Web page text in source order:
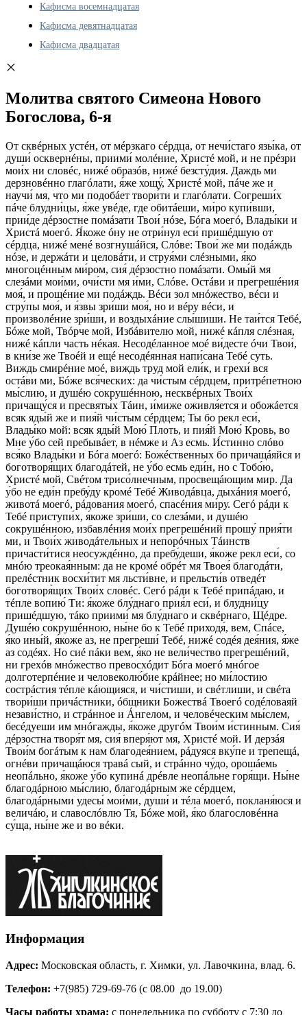
Кафисма восемнадцатая
Кафисма девятнадцатая
Кафисма двадцатая
Молитва святого Симеона Нового
Богослова, 6-я
От сквéрных устéн, от мéрзкаго сéрдца, от нечи́стаго язы́ка, от
души́ осквернéны, приими́ молéние, Христé мой, и не прéзри
мои́х ни словéс, нижé образóв, нижé безсту́дия. Даждь ми
дерзновéнно глагóлати, я́же хощу́, Христé мой, пáче же и
научи́ мя, что ми подобáет твори́ти и глагóлати. Согреши́х
пáче блудни́цы, я́же увéде, где обитáеши, ми́ро купи́вши,
прии́де дéрзостне помáзати Твои́ нóзе, Бóга моегó, Влады́ки и
Христá моегó. Я́коже óну не отри́нул еси́ пришéдшую от
сéрдца, нижé менé возгнушáйся, Слóве: Твои́ же ми подáждь
нóзе, и держáти и целовáти, и струя́ми слéзными, я́ко
многоцéнным ми́ром, сия́ дéрзостно помáзати. Омы́й мя
слезáми мои́ми, очи́сти мя и́ми, Слóве. Остáви и прегрешéния
моя́, и прощéние ми подáждь. Вéси зол мнóжество, вéси и
стру́пы моя́, и я́звы зри́ши моя́, но и вéру вéси, и
произволéние зри́ши, и воздыхáние слы́шиши. Не таи́тся Тебé,
Бóже мой, Твóрче мой, Избáвителю мой, нижé кáпля слéзная,
нижé кáпли часть нéкая. Несодéланное моé ви́десте óчи Твои́,
в кни́зе же Твоéй и ещé несодéянная напи́сана Тебé суть.
Виждь смирéние моé, виждь труд мой ели́к, и грехи́ вся
остáви ми, Бóже вся́ческих: да чи́стым сéрдцем, притрéпетною
мы́слию, и душéю сокрушéнною, несквéрных Твои́х
причащу́ся и пресвяты́х Тáин, и́миже оживля́ется и обожáется
всяк яды́й же и пия́й чи́стым сéрдцем; Ты бо рекл еси́,
Влады́ко мой: всяк яды́й Мою́ Плоть, и пия́й Мою́ Кровь, во
Мне у́бо сей пребывáет, в нéмже и Аз есмь. И́стинно слóво
вся́ко Влады́ки и Бóга моегó: Божéственных бо причащáяйся и
боготворя́щих благодáтей, не у́бо есмь еди́н, но с Тобо́ю,
Христé мой, Свéтом трисо́лнечным, просвещáющим мир. Да
у́бо не еди́н пребу́ду кромé Тебé Живодáвца, дыхáния моегó,
животá моегó, рáдования моегó, спасéния ми́ру. Сегó рáди к
Тебé приступи́х, я́коже зри́ши, со слезáми, и душéю
сокрушéнною, избавлéния мои́х прегрешéний прошу́ прия́ти
ми, и Твои́х живодáтельных и непорóчных Тáинств
причасти́тися неосуждéнно, да пребу́деши, я́коже рекл еси́, со
мнóю треокая́нным: да не кромé обрéт мя Твоея́ благодáти,
прелéстник восхи́тит мя льсти́вне, и прельсти́в отведéт
боготворя́щих Твои́х словéс. Сегó рáди к Тебé припáдаю, и
тéпле вопию́ Ти: я́коже блу́днаго прия́л еси́, и блудни́цу
пришéдшую, тáко приими́ мя блу́днаго и сквéрнаго, Щéдре.
Душéю сокрушéнною, ны́не бо к Тебé приходя́, вем, Спáсе,
я́ко ины́й, я́коже аз, не прегреши́ Тебé, нижé содéя дея́ния, я́же
аз содéях. Но сиé пáки вем, я́ко не вели́чество прегрешéний,
ни грехóв мнóжество превосхóдит Бóга моегó мнóгое
долготерпéние и человеколю́бие крáйнее; но ми́лостию
сострáстия тéпле кáющияся, и чи́стиши, и свéтлиши, и свéта
твори́ши причáстники, óбщники Божествá Твоегó содéловаяй
незави́стно, и стрáнное и Áнгелом, и человéческим мы́слем,
бесéдуеши им мнóгажды, я́коже другóм Твои́м и́стинным. Сия́
дéрзостна творя́т мя, сия́ вперя́ют мя, Христé мой. И дерзáя
Твои́м богáтым к нам благодея́нием, рáдуяся вку́пе и трепещá,
огнéви причащáюся травá сый, и стрáнно чу́до, орошáемь
неопáльно, я́коже у́бо купинá дрéвле неопáльне горя́щи. Ны́не
благодáрною мы́слию, благодáрным же сéрдцем,
благодáрными удесы́ мои́ми, души́ и тéла моегó, покланя́юся и
величáю, и славослóвлю Тя, Бóже мой, я́ко благословéнна
су́ща, ны́не же и во вéки.
Информация
Адрес: Московская область, г. Химки, ул. Лавочкина, влад. 6.
Телефон: +7(985) 729-69-76 (с 08.00 до 19.00)
Часы работы храма: с понедельника по субботу с 7:30 до